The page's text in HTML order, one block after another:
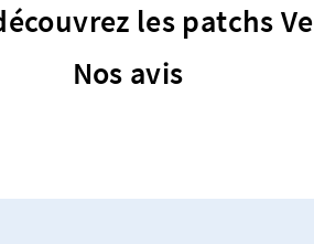
les patchs
Nos avis